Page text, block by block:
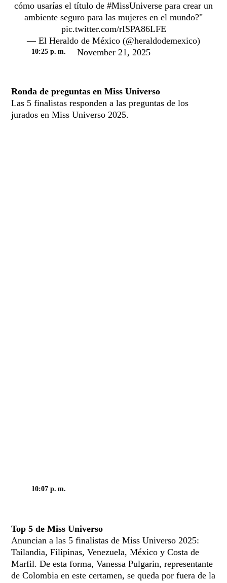
cómo usarías el título de #MissUniverse para crear un
ambiente seguro para las mujeres en el mundo?"
pic.twitter.com/rISPA86LFE
— El Heraldo de México (@heraldodemexico)
November 21, 2025
10:25 p. m.
Ronda de preguntas en Miss Universo
Las 5 finalistas responden a las preguntas de los
jurados en Miss Universo 2025.
10:07 p. m.
Top 5 de Miss Universo
Anuncian a las 5 finalistas de Miss Universo 2025:
Tailandia, Filipinas, Venezuela, México y Costa de
Marfil. De esta forma, Vanessa Pulgarin, representante
de Colombia en este certamen, se queda por fuera de la